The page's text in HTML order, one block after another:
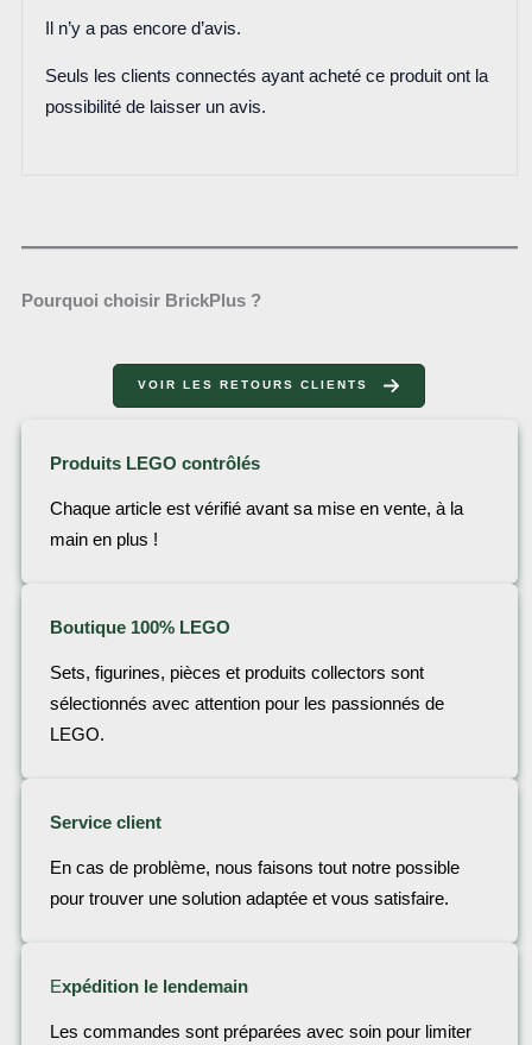
Il n’y a pas encore d’avis.
Seuls les clients connectés ayant acheté ce produit ont la
possibilité de laisser un avis.
Pourquoi choisir BrickPlus ?
VOIR LES RETOURS CLIENTS
Produits LEGO contrôlés
Chaque article est vérifié avant sa mise en vente, à la
main en plus !
Boutique 100% LEGO
Sets, figurines, pièces et produits collectors sont
sélectionnés avec attention pour les passionnés de
LEGO.
Service client
En cas de problème, nous faisons tout notre possible
pour trouver une solution adaptée et vous satisfaire.
Expédition le lendemain
Les commandes sont préparées avec soin pour limiter